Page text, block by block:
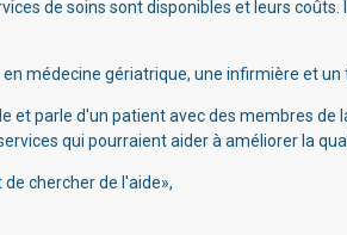
de soins sont disponibles et leurs coûts.
médecine gériatrique, une infirmière et un
parle d'un patient avec des membres de
qui pourraient aider à améliorer la
chercher de l'aide»,